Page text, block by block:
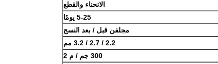
الانحناء والقطع
5-25 يومًا
مجلفن قبل / بعد النسج
2.2 / 2.7 / 3.2 مم
300 جم / م 2